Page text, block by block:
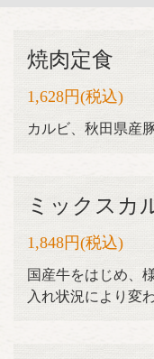
焼肉定食
1,628円(税込)
カルビ、秋田県産
ミックスカ
1,848円(税込)
国産牛をはじめ、
入れ状況により変